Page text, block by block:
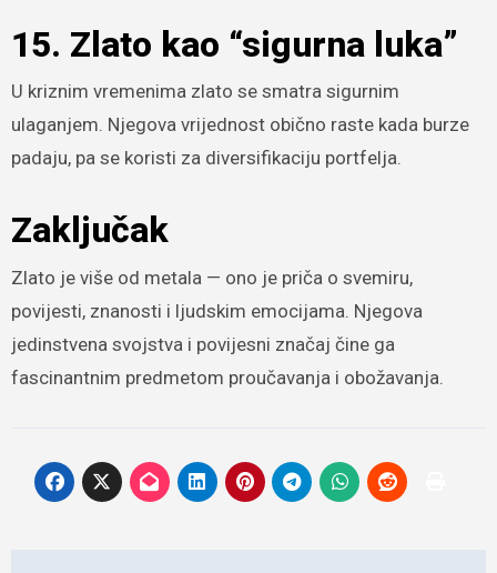
15. Zlato kao “sigurna luka”
U kriznim vremenima zlato se smatra sigurnim
ulaganjem. Njegova vrijednost obično raste kada burze
padaju, pa se koristi za diversifikaciju portfelja.
Zaključak
Zlato je više od metala — ono je priča o svemiru,
povijesti, znanosti i ljudskim emocijama. Njegova
jedinstvena svojstva i povijesni značaj čine ga
fascinantnim predmetom proučavanja i obožavanja.